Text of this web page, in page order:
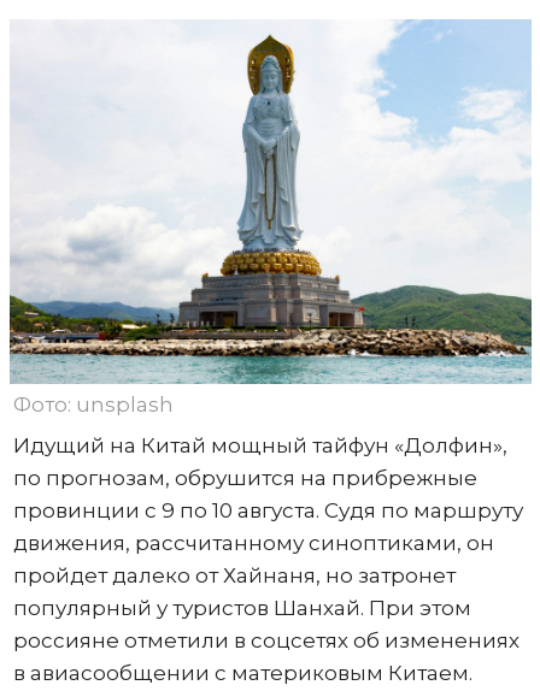
Фото: unsplash
Идущий на Китай мощный тайфун «Долфин»,
по прогнозам, обрушится на прибрежные
провинции с 9 по 10 августа. Судя по маршруту
движения, рассчитанному синоптиками, он
пройдет далеко от Хайнаня, но затронет
популярный у туристов Шанхай. При этом
россияне отметили в соцсетях об изменениях
в авиасообщении с материковым Китаем.